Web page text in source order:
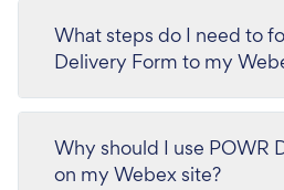
What steps do I need to
Delivery Form to my
Why should I use POWR
on my Webex site?